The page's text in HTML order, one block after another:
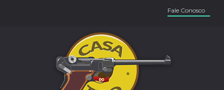
Fale Conosco